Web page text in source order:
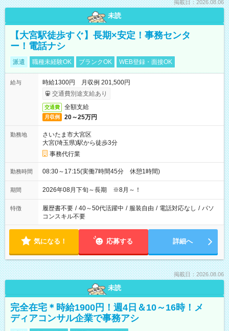
掲載日：2026.08.06
未読
【大宮駅徒歩すぐ】長期×安定！事務センタ
ー！電話ナシ
派遣 職種未経験OK ブランクOK WEB登録・面接OK
給与
時給1300円 月収例 201,500円
交通費別途支給あり
交通費 全額支給
月収例 20～25万円
勤務地
さいたま市大宮区
大宮(埼玉県)駅から徒歩3分
事務代行業
勤務時間 08:30～17:15(実働7時間45分 休憩1時間)
期間 2026年08月下旬～長期 ※8月～！
特徴 履歴書不要 / 40～50代活躍中 / 服装自由 / 電話対応なし / パソ
コンスキル不要
気になる！ 応募する 詳細へ
掲載日：2026.08.06
未読
完全在宅＊時給1900円！週4日＆10～16時！メ
ディアコンサル企業で事務アシ